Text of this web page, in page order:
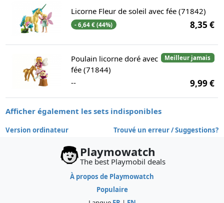
Licorne Fleur de soleil avec fée (71842)
- 6,64 € (44%) 8,35 €
Meilleur jamais
Poulain licorne doré avec
fée (71844)
--
9,99 €
Afficher également les sets indisponibles
Version ordinateur Trouvé un erreur / Suggestions?
Playmowatch
The best Playmobil deals
À propos de Playmowatch
Populaire